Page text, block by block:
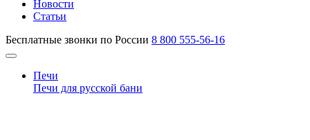
Новости
Статьи
Бесплатные звонки по России 8 800 555-56-16
Печи
Печи для русской бани